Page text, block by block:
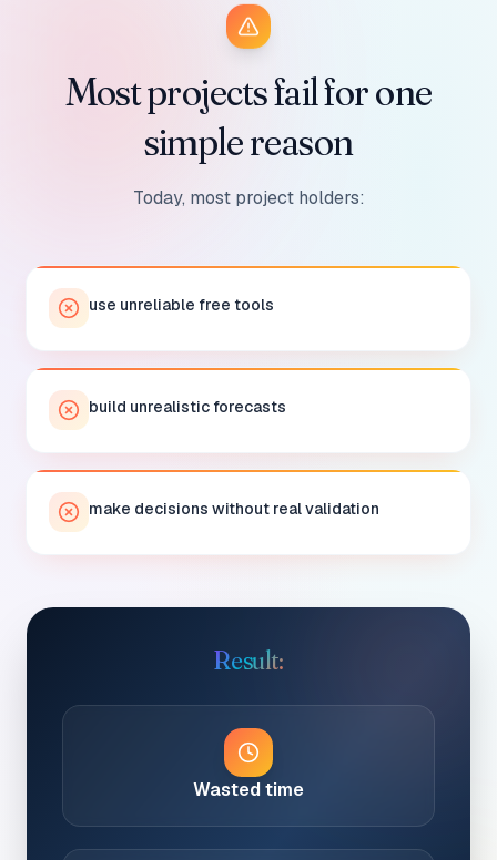
Most projects fail for one
simple reason
Today, most project holders:
use unreliable free tools
build unrealistic forecasts
make decisions without real validation
Result:
Wasted time